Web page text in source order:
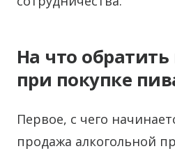
На что
при покупке
Первое, с чего
продажа алкогольной